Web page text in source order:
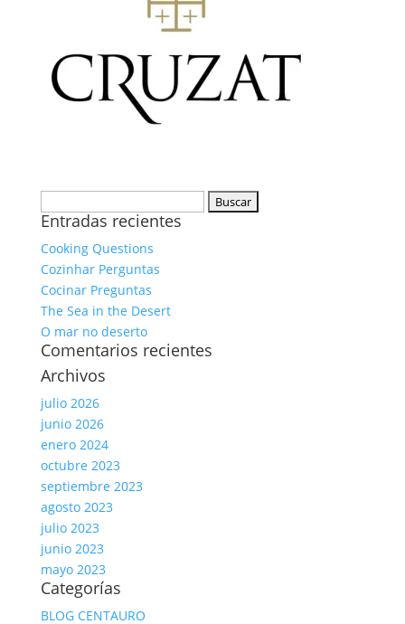
Entradas recientes
Cooking Questions
Cozinhar Perguntas
Cocinar Preguntas
The Sea in the Desert
O mar no deserto
Comentarios recientes
Archivos
julio 2026
junio 2026
enero 2024
octubre 2023
septiembre 2023
agosto 2023
julio 2023
junio 2023
mayo 2023
Categorías
BLOG CENTAURO